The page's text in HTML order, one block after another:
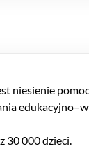
30 000 dzieci.